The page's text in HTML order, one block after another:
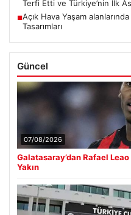
Terfi Etti ve Türkiye’nin İlk
■Açık Hava Yaşam
Tasarımları
Güncel
07/08/2026
Galatasaray’dan Rafael Leao
Yakın